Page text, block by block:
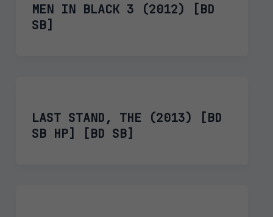
MEN IN BLACK 3 (2012) [BD
SB]
LAST STAND, THE (2013) [BD
SB HP] [BD SB]